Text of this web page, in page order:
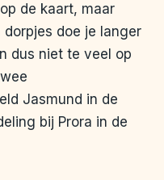
de kaart, maar
doe je langer
dus niet te veel op
Jasmund in de
bij Prora in de